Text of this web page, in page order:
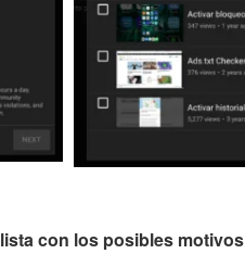
lista con los posibles motivos